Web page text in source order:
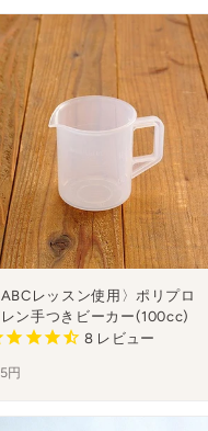
ABCレッスン使用〉ポリプロ
レン手つきビーカー(100cc)
8レビュー
円